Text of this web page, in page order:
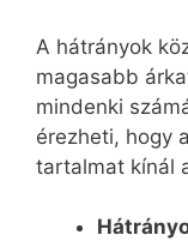
A hátrányok
magasabb
mindenki
érezheti, hogy
tartalmat kínál